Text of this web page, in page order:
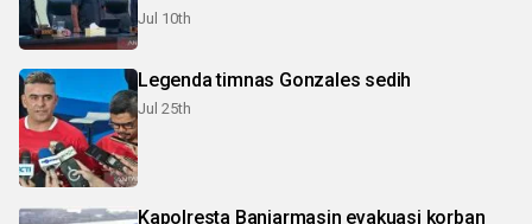
Jul 10th
Legenda timnas Gonzales sedih
Jul 25th
Kapolresta Banjarmasin evakuasi korban